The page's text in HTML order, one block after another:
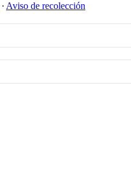
∙ Aviso de recolección